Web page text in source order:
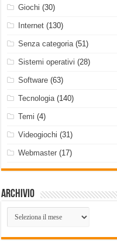
Giochi (30)
Internet (130)
Senza categoria (51)
Sistemi operativi (28)
Software (63)
Tecnologia (140)
Temi (4)
Videogiochi (31)
Webmaster (17)
Archivio
Archivio